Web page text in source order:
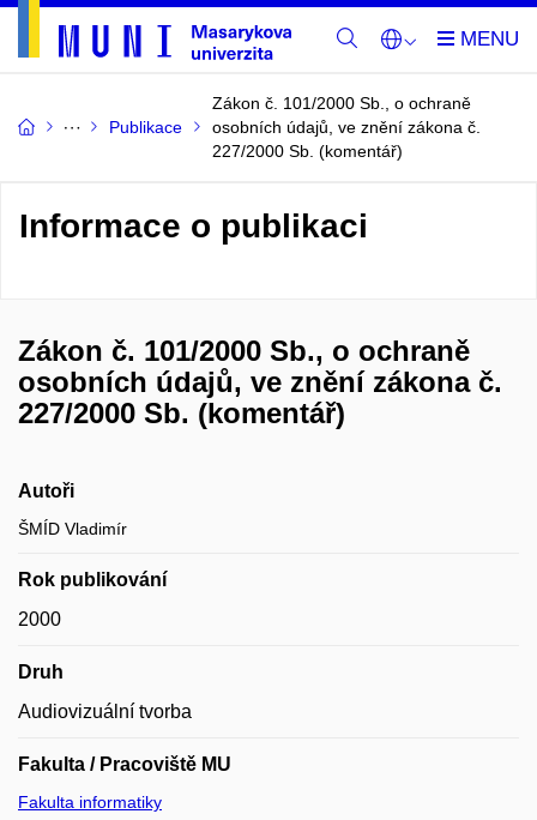
Publikace
Zákon č. 101/2000 Sb., o ochraně
osobních údajů, ve znění zákona č.
227/2000 Sb. (komentář)
Informace o publikaci
Zákon č. 101/2000 Sb., o ochraně
osobních údajů, ve znění zákona č.
227/2000 Sb. (komentář)
Autoři
ŠMÍD Vladimír
Rok publikování
2000
Druh
Audiovizuální tvorba
Fakulta / Pracoviště MU
Fakulta informatiky